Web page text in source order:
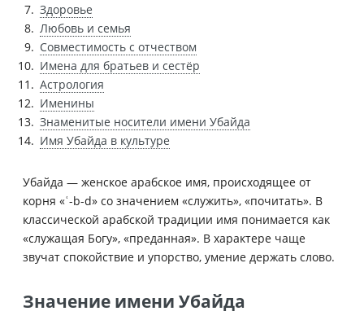
Здоровье
Любовь и семья
Совместимость с отчеством
Имена для братьев и сестёр
Астрология
Именины
Знаменитые носители имени Убайда
Имя Убайда в культуре
Убайда — женское арабское имя, происходящее от
корня «ʿ-b-d» со значением «служить», «почитать». В
классической арабской традиции имя понимается как
«служащая Богу», «преданная». В характере чаще
звучат спокойствие и упорство, умение держать слово.
Значение имени Убайда